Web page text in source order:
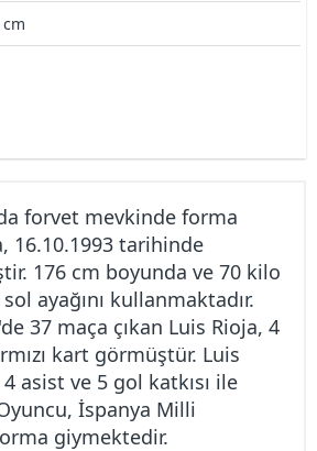
cm
forvet mevkinde forma
16.10.1993 tarihinde
176 cm boyunda ve 70 kilo
ayağını kullanmaktadır.
37 maça çıkan Luis Rioja, 4
kart görmüştür. Luis
asist ve 5 gol katkısı ile
İspanya Milli
giymektedir.